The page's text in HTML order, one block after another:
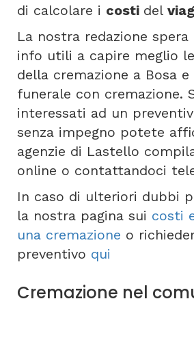
di calcolare i costi del
La nostra redazione
info utili a capire meglio
della cremazione a Bosa
funerale con cremazione.
interessati ad un
senza impegno potete
agenzie di Lastello
online o contattandoci
In caso di ulteriori dubbi
la nostra pagina sui costi
una cremazione o
preventivo qui
Cremazione nel